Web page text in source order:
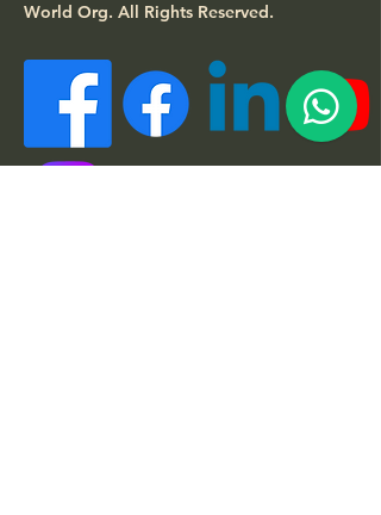
World Org. All Rights Reserved.